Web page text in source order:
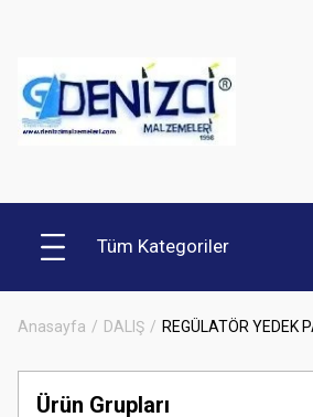
Tüm Kategoriler
Anasayfa DALIŞ REGÜLATÖR YEDEK
Ürün Grupları